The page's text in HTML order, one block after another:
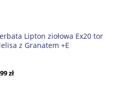
Lipton ziołowa Ex20 tor
z Granatem +E
zł